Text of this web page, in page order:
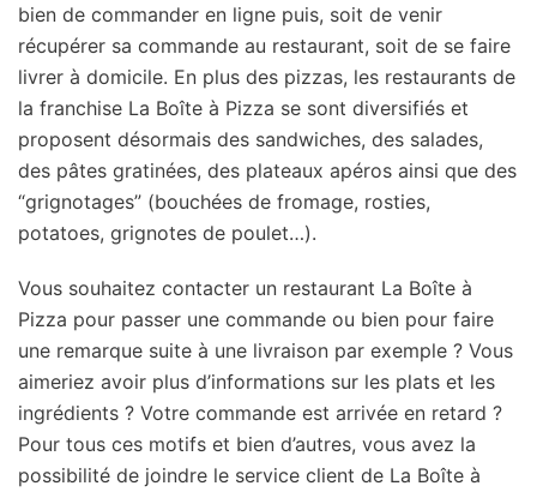
bien de commander en ligne puis, soit de venir
récupérer sa commande au restaurant, soit de se faire
livrer à domicile. En plus des pizzas, les restaurants de
la franchise La Boîte à Pizza se sont diversifiés et
proposent désormais des sandwiches, des salades,
des pâtes gratinées, des plateaux apéros ainsi que des
“grignotages” (bouchées de fromage, rosties,
potatoes, grignotes de poulet…).
Vous souhaitez contacter un restaurant La Boîte à
Pizza pour passer une commande ou bien pour faire
une remarque suite à une livraison par exemple ? Vous
aimeriez avoir plus d’informations sur les plats et les
ingrédients ? Votre commande est arrivée en retard ?
Pour tous ces motifs et bien d’autres, vous avez la
possibilité de joindre le service client de La Boîte à